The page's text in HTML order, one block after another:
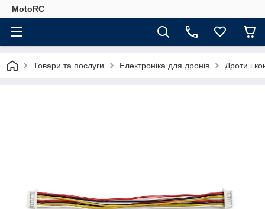
MotoRC
Товари та послуги Електроніка для дронів Дроти і